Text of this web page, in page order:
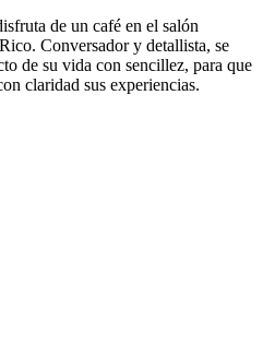
de un café en el salón
Conversador y detallista, se
de su vida con sencillez, para que
claridad sus experiencias.